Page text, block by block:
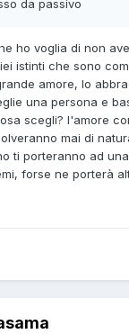
da passivo
ho voglia di non
istinti che sono
amore, lo
una persona e
scegli? l'amore
mai di
ti porteranno ad
forse ne porterà